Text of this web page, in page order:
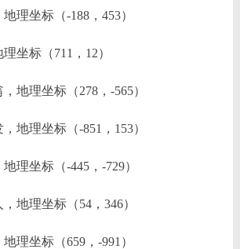
理坐标（-188，453）
坐标（711，12）
地理坐标（278，-565）
地理坐标（-851，153）
理坐标（-445，-729）
地理坐标（54，346）
理坐标（659，-991）